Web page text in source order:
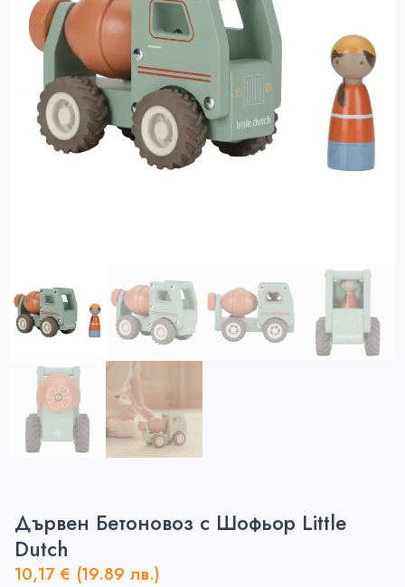
Дървен Бетоновоз с Шофьор Little
Dutch
10,17 € (19.89 лв.)